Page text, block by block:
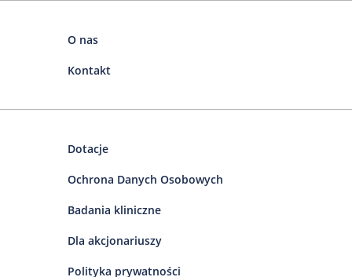
O nas
Kontakt
Dotacje
Ochrona Danych Osobowych
Badania kliniczne
Dla akcjonariuszy
Polityka prywatności